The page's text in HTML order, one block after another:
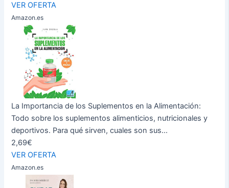
VER OFERTA
Amazon.es
La Importancia de los Suplementos en la Alimentación:
Todo sobre los suplementos alimenticios, nutricionales y
deportivos. Para qué sirven, cuales son sus...
2,69€
VER OFERTA
Amazon.es